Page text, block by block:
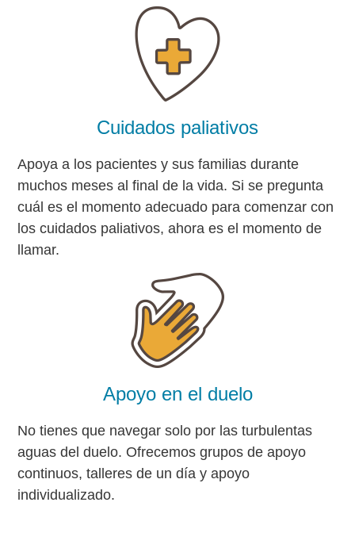
Cuidados paliativos
Apoya a los pacientes y sus familias durante
muchos meses al final de la vida. Si se pregunta
cuál es el momento adecuado para comenzar con
los cuidados paliativos, ahora es el momento de
llamar.
Apoyo en el duelo
No tienes que navegar solo por las turbulentas
aguas del duelo. Ofrecemos grupos de apoyo
continuos, talleres de un día y apoyo
individualizado.